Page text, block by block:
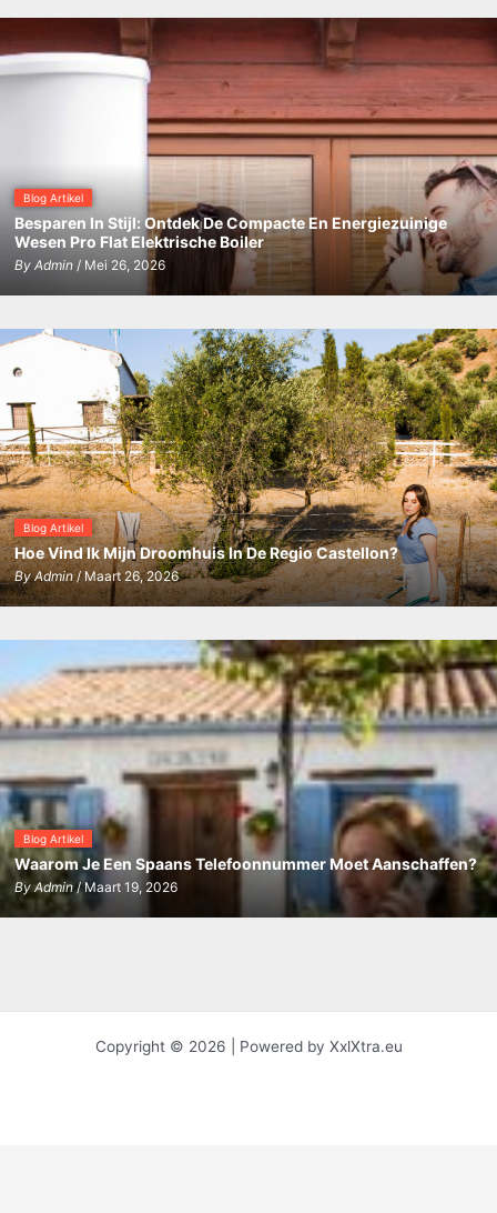
Blog Artikel
Besparen In Stijl: Ontdek De Compacte En Energiezuinige
Wesen Pro Flat Elektrische Boiler
By Admin/ Mei 26, 2026
Blog Artikel
Hoe Vind Ik Mijn Droomhuis In De Regio Castellon?
ByAdmin/ Maart 26, 2026
Blog Artikel
Waarom Je Een Spaans Telefoonnummer Moet Aanschaffen?
By Admin/ Maart 19, 2026
Copyright © 2026 | Powered by XxlXtra.eu